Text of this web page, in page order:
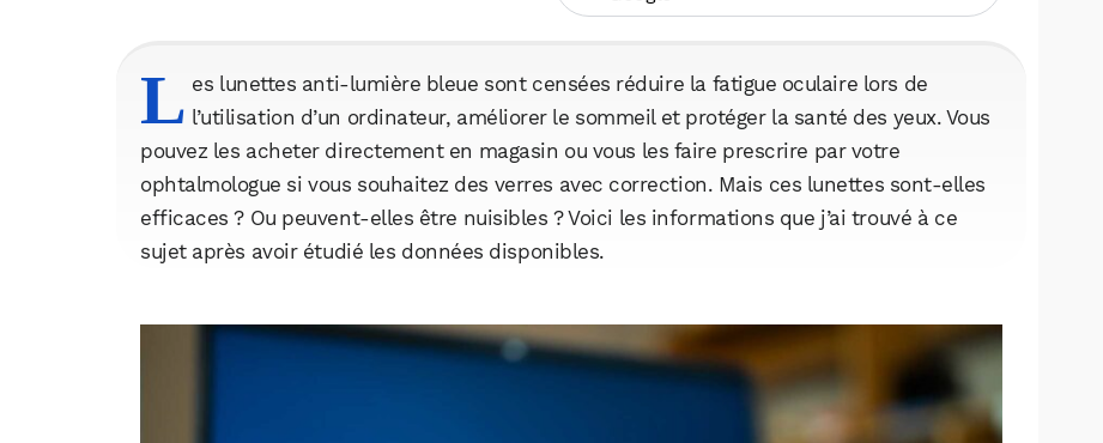
L es lunettes anti-lumière bleue sont censées réduire la fatigue oculaire lors de
l’utilisation d’un ordinateur, améliorer le sommeil et protéger la santé des yeux. Vous
pouvez les acheter directement en magasin ou vous les faire prescrire par votre
ophtalmologue si vous souhaitez des verres avec correction. Mais ces lunettes sont-elles
efficaces ? Ou peuvent-elles être nuisibles ? Voici les informations que j’ai trouvé à ce
sujet après avoir étudié les données disponibles.